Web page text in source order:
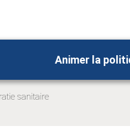
Animer la
sanitaire